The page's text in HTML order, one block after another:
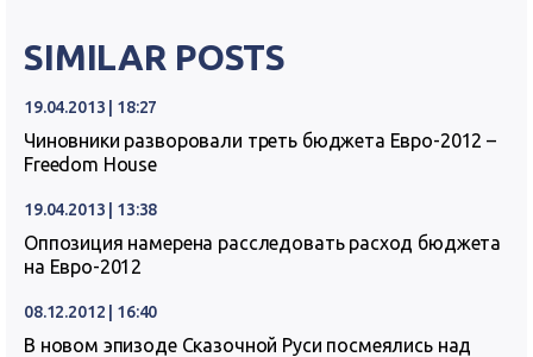
SIMILAR POSTS
19.04.2013 | 18:27
Чиновники разворовали треть бюджета Евро-2012 –
Freedom House
19.04.2013 | 13:38
Оппозиция намерена расследовать расход бюджета
на Евро-2012
08.12.2012 | 16:40
В новом эпизоде Сказочной Руси посмеялись над